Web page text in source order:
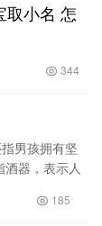
取小名 怎
344
男孩拥有坚
器，表示人
185